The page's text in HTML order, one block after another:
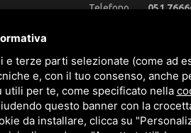
Telefono
051
IVA 00624811204 - Codice fiscale
BO Capitale Sociale €. 120.000 int.
e terze parti selezionate (come ad
e, con il tuo consenso, anche
utili per te, come specificato nella
questo banner con la
da installare, clicca su